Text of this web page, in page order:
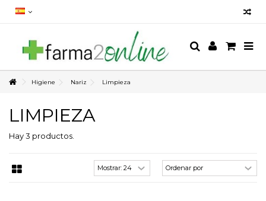
Higiene Nariz Limpieza
LIMPIEZA
Hay 3 productos.